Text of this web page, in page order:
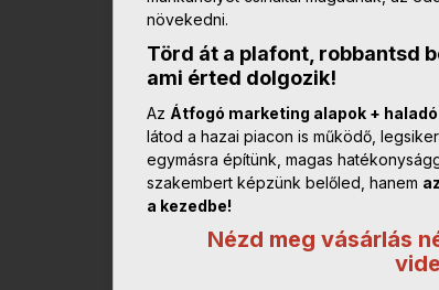
növekedni.
Törd át a plafont, robbantsd
ami érted dolgozik!
Az Átfogó marketing alapok +
látod a hazai piacon is működő,
egymásra építünk, magas
szakembert képzünk belőled, hanem
a kezedbe!
Nézd meg vásárlás